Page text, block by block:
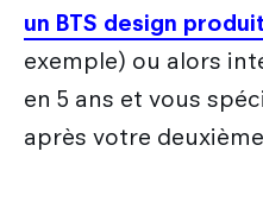
un BTS design
exemple) ou alors
en 5 ans et vous
après votre